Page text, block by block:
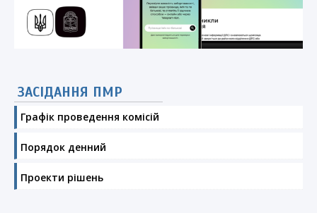
ЗАСІДАННЯ ПМР
Графік проведення комісій
Порядок денний
Проекти рішень